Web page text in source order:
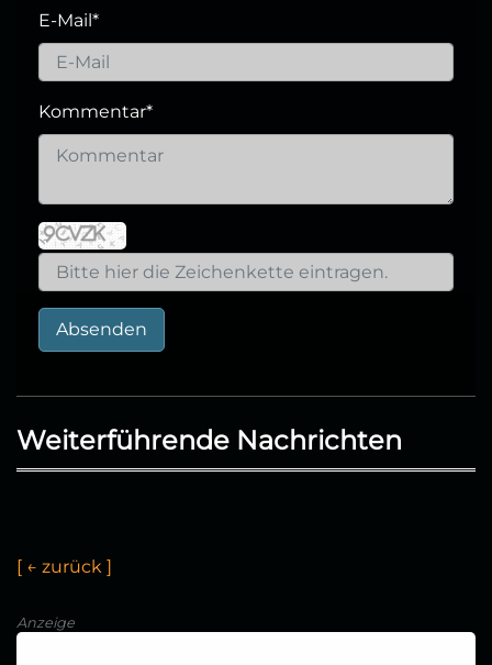
E-Mail*
Kommentar*
Absenden
Weiterführende Nachrichten
[ ← zurück ]
Anzeige